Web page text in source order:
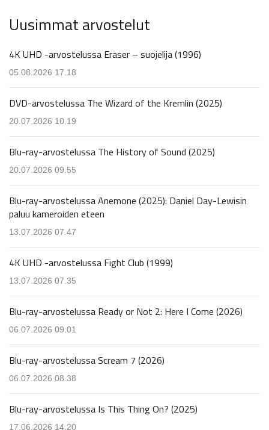
Uusimmat arvostelut
4K UHD -arvostelussa Eraser – suojelija (1996)
05.08.2026 17.18
DVD-arvostelussa The Wizard of the Kremlin (2025)
20.07.2026 10.19
Blu-ray-arvostelussa The History of Sound (2025)
20.07.2026 09.55
Blu-ray-arvostelussa Anemone (2025): Daniel Day-Lewisin
paluu kameroiden eteen
13.07.2026 07.47
4K UHD -arvostelussa Fight Club (1999)
13.07.2026 07.35
Blu-ray-arvostelussa Ready or Not 2: Here I Come (2026)
06.07.2026 09.01
Blu-ray-arvostelussa Scream 7 (2026)
06.07.2026 08.38
Blu-ray-arvostelussa Is This Thing On? (2025)
17.06.2026 14.20